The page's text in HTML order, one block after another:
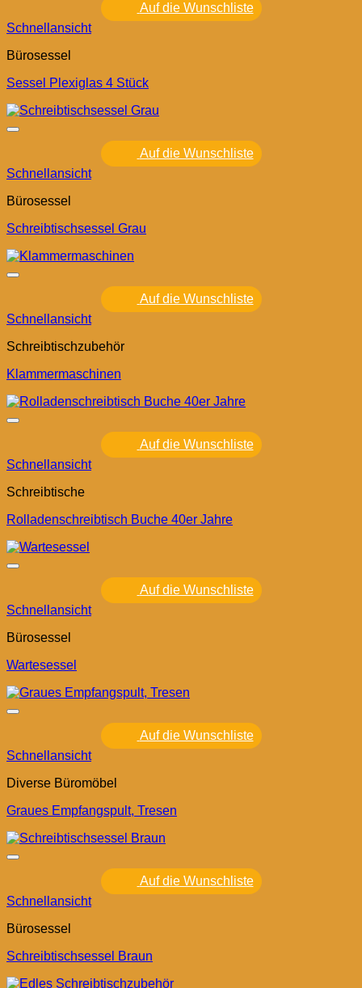
Auf die Wunschliste
Schnellansicht
Bürosessel
Sessel Plexiglas 4 Stück
Auf die Wunschliste
Schnellansicht
Bürosessel
Schreibtischsessel Grau
Auf die Wunschliste
Schnellansicht
Schreibtischzubehör
Klammermaschinen
Auf die Wunschliste
Schnellansicht
Schreibtische
Rolladenschreibtisch Buche 40er Jahre
Auf die Wunschliste
Schnellansicht
Bürosessel
Wartesessel
Auf die Wunschliste
Schnellansicht
Diverse Büromöbel
Graues Empfangspult, Tresen
Auf die Wunschliste
Schnellansicht
Bürosessel
Schreibtischsessel Braun